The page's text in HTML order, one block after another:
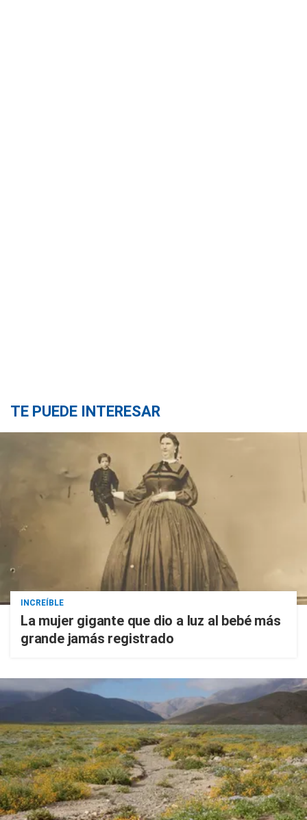
TE PUEDE INTERESAR
INCREÍBLE
La mujer gigante que dio a luz al bebé más
grande jamás registrado